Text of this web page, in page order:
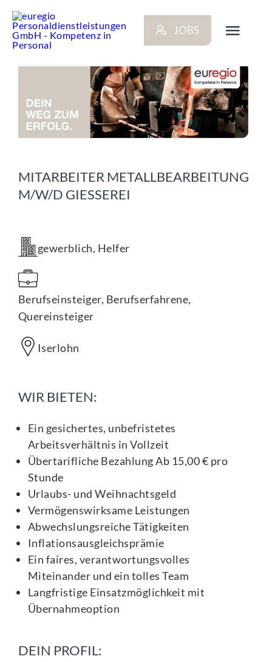
Inhalt
springen
JOBS
BEWERBER
STANDORTE
KONTAKT
MITARBEITER METALLBEARBEITUNG
M/W/D GIESSEREI
gewerblich, Helfer
Berufseinsteiger, Berufserfahrene,
Quereinsteiger
Iserlohn
WIR BIETEN:
Ein gesichertes, unbefristetes
Arbeitsverhältnis in Vollzeit
Übertarifliche Bezahlung Ab 15,00 € pro
Stunde
Urlaubs- und Weihnachtsgeld
Vermögenswirksame Leistungen
Abwechslungsreiche Tätigkeiten
Inflationsausgleichsprämie
Ein faires, verantwortungsvolles
Miteinander und ein tolles Team
Langfristige Einsatzmöglichkeit mit
Übernahmeoption
DEIN PROFIL: